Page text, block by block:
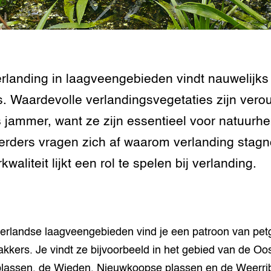
Aanpakken
Digitalisering &
diversiteit
in laagveengebieden vindt
Waardevolle verlandingsvegetaties zijn
jammer, want ze zijn essentieel voor
vragen zich af waarom verlanding
lijkt een rol te spelen bij verlanding.
laagveengebieden vind je een patroon van
Je vindt ze bijvoorbeeld in het gebied van de